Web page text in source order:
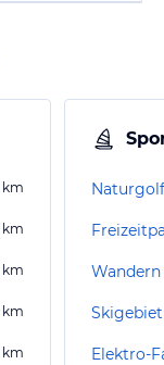
km
km
km
km
km Elektro-